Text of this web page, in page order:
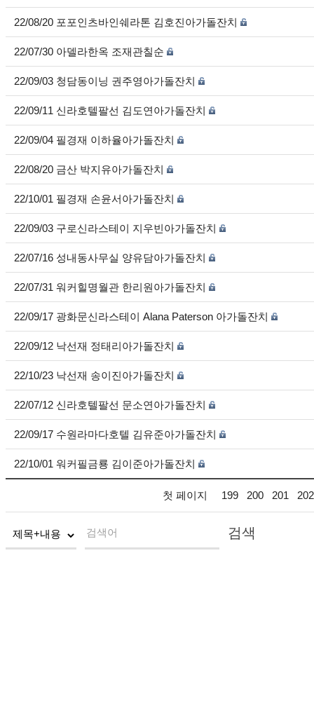
22/08/20 포포인츠바인쉐라톤 김호진아가돌잔치
22/07/30 아델라한옥 조재관칠순
22/09/03 청담동이닝 권주영아가돌잔치
22/09/11 신라호텔팔선 김도연아가돌잔치
22/09/04 필경재 이하율아가돌잔치
22/08/20 금산 박지유아가돌잔치
22/10/01 필경재 손윤서아가돌잔치
22/09/03 구로신라스테이 지우빈아가돌잔치
22/07/16 성내동사무실 양유담아가돌잔치
22/07/31 워커힐명월관 한리원아가돌잔치
22/09/17 광화문신라스테이 Alana Paterson 아가돌잔치
22/09/12 낙선재 정태리아가돌잔치
22/10/23 낙선재 송이진아가돌잔치
22/07/12 신라호텔팔선 문소연아가돌잔치
22/09/17 수원라마다호텔 김유준아가돌잔치
22/10/01 워커필금룡 김이준아가돌잔치
첫 페이지 199 200 201 202
검색어 검색